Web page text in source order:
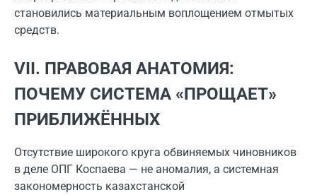
становились материальным воплощением отмытых
средств.
VII. ПРАВОВАЯ АНАТОМИЯ:
ПОЧЕМУ СИСТЕМА «ПРОЩАЕТ»
ПРИБЛИЖЁННЫХ
Отсутствие широкого круга обвиняемых чиновников
в деле ОПГ Коспаева — не аномалия, а системная
закономерность казахстанской